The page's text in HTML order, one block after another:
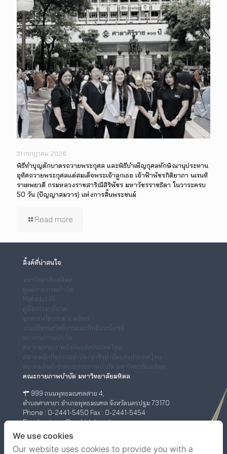
31 กรกฎาคม 2026
พิธีทำบุญตักบาตรถวายพระกุศล และพิธีบำเพ็ญกุศลทักษิณานุประทาน
อุทิศถวายพระกุศลแด่สมเด็จพระเจ้าลูกเธอ เจ้าฟ้าพัชรกิติยาภา นเรนทิ
ราเทพยวดี กรมหลวงราชสาริณีสิริพัชร มหาวัชรราชธิดา ในวาระครบ
50 วัน (ปัญญาสมวาร) แห่งการสิ้นพระชนม์
Read more
ลิ้งค์ที่น่าสนใจ
มหาวิทยาลัยมหิดล
ศูนย์กายภาพบำบัด
Mahidol IR
คู่มือธรรมาภิบาล
จุลสารนวัตกรรม ม.มหิดล
งานบริหารสวัสดิการและสิทธิประโยชน์
สภากายภาพบำบัด
สมาคมกายภาพบำบัดแห่งประเทศไทย
สมาคมนักกิจกรรมบำบัด/อาชีวบำบัดแห่งประเทศไทย
สมาคมศิษย์เก่าคณะกายภาพบำบัด มหาวิทยาลัยมหิดล
คณะกายภาพบำบัด มหาวิทยาลัยมหิดล
999 ถนนพุทธมณฑลสาย 4,
ตำบลศาลายา อำเภอพุทธมณฑล จังหวัดนครปฐม 73170
Phone : 0-2441-5450 Fax : 0-2441-5454
Email : ptwww@mahidol.ac.th
ศูนย์กายภาพบำบัด (เชิงสะพานสมเด็จพระปิ่นเกล้า)
198/2 ถนนสมเด็จพระปิ่นเกล้า,
We use cookies
Our website uses cookies to provide you with a